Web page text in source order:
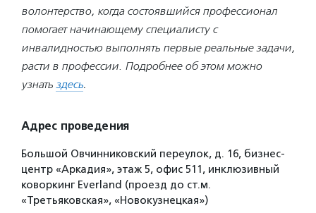
волонтерство, когда состоявшийся профессионал
помогает начинающему специалисту с
инвалидностью выполнять первые реальные задачи,
расти в профессии. Подробнее об этом можно
узнать здесь.
Адрес проведения
Большой Овчинниковский переулок, д. 16, бизнес-
центр «Аркадия», этаж 5, офис 511, инклюзивный
коворкинг Everland (проезд до ст.м.
«Третьяковская», «Новокузнецкая»)